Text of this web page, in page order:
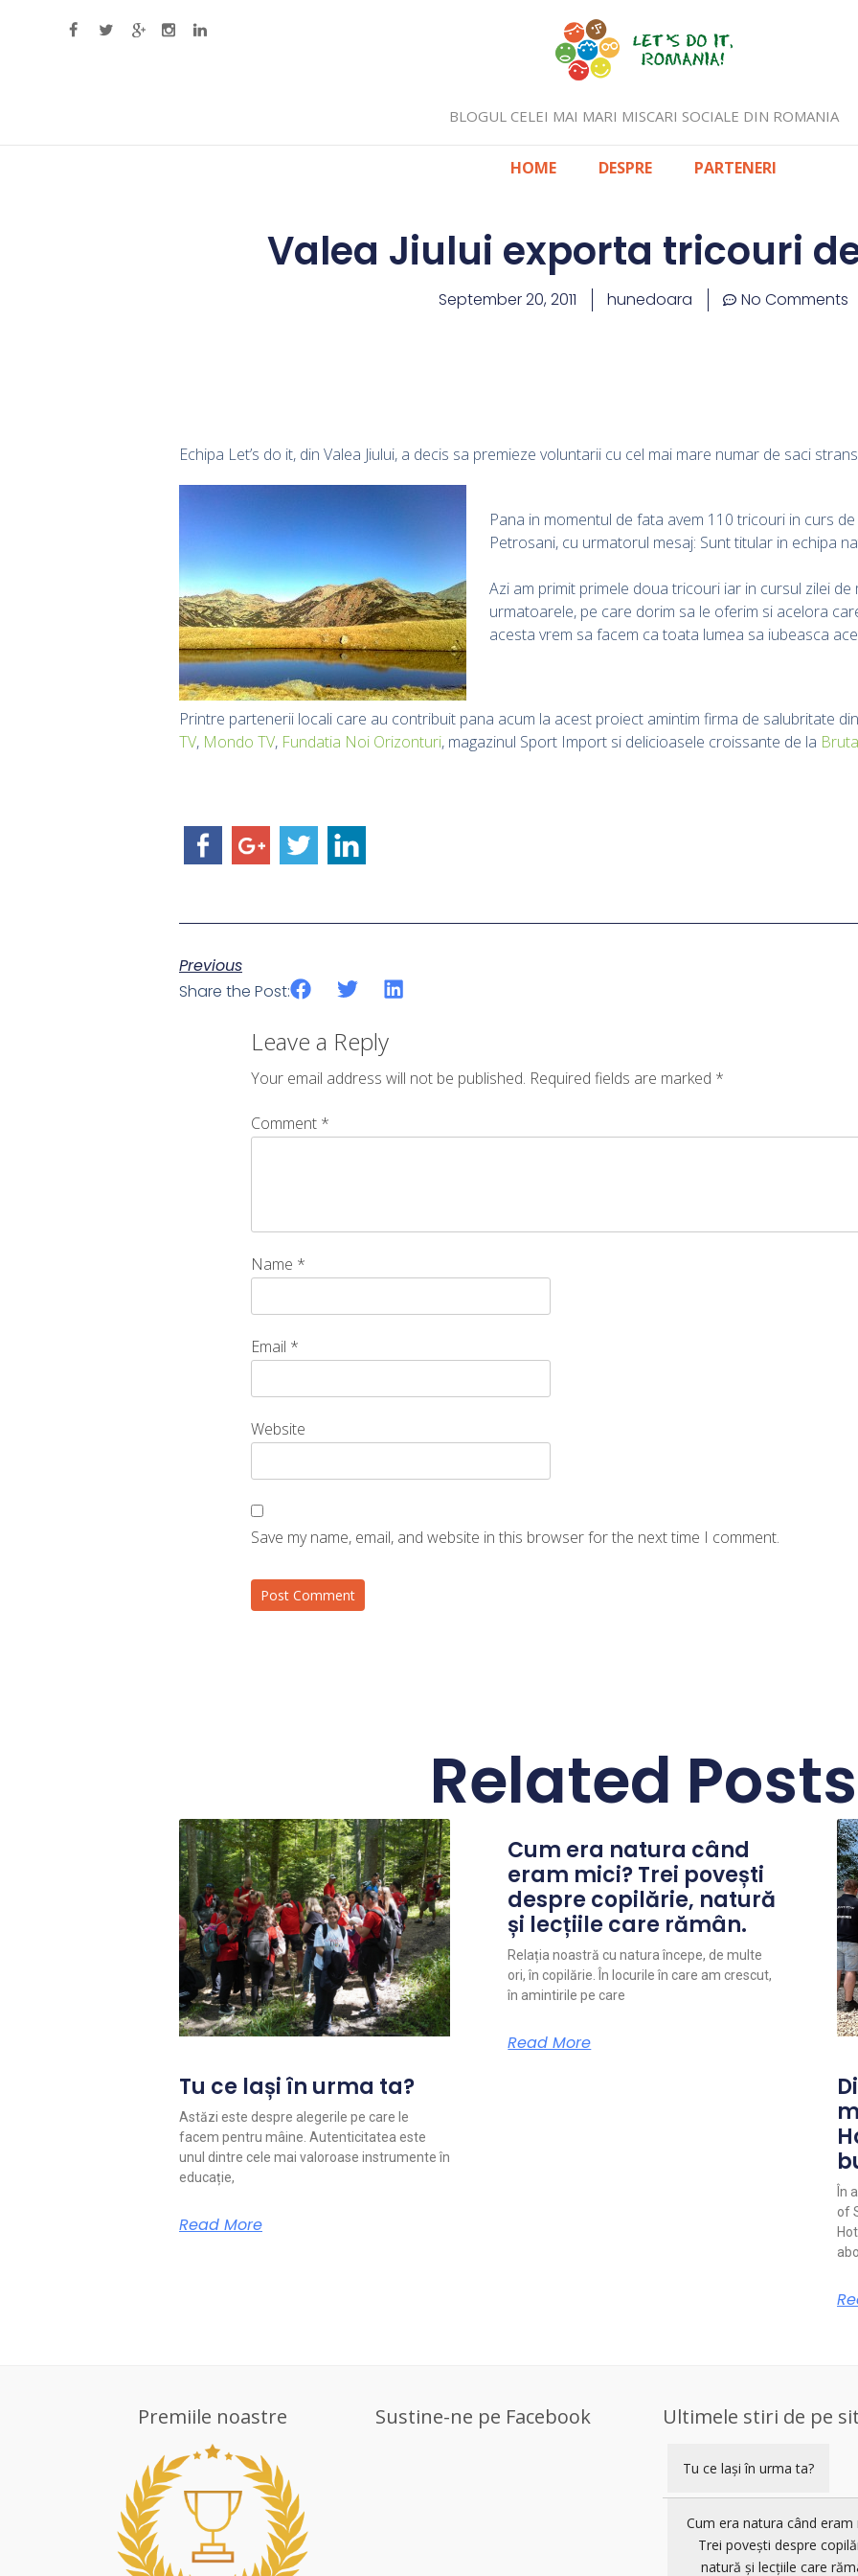
BLOGUL CELEI MAI MARI MISCARI SOCIALE DIN ROMANIA
HOME DESPRE PARTENERI
Valea Jiului exporta tricouri
September 20, 2011 hunedoara No Comments
Echipa Let’s do it, din Valea Jiului, a decis sa premieze voluntarii cu cel mai mare numar de saci
Pana in momentul de fata avem 110 tricouri in curs
Petrosani, cu urmatorul mesaj: Sunt titular in echipa
Azi am primit primele doua tricouri iar in cursul zilei de
urmatoarele, pe care dorim sa le oferim si acelora
acesta vrem sa facem ca toata lumea sa iubeasca
Printre partenerii locali care au contribuit pana acum la acest proiect amintim firma de salubritate
TV, Mondo TV, Fundatia Noi Orizonturi, magazinul Sport Import si delicioasele croissante de la
Previous
Share the Post:
Leave a Reply
Your email address will not be published. Required fields are marked *
Comment *
Name *
Email *
Website
Save my name, email, and website in this browser for the next time I comment.
Related Posts
Tu ce lași în urma ta?
Astăzi este despre alegerile pe care le
facem pentru mâine. Autenticitatea este
unul dintre cele mai valoroase instrumente în
educație,
Read More
Cum era natura când
eram mici? Trei povești
despre copilărie, natură
și lecțiile care rămân.
Relația noastră cu natura începe, de multe
ori, în copilărie. În locurile în care am crescut,
în amintirile pe care
Read More
În
of
Premiile noastre Sustine-ne pe Facebook Ultimele stiri de pe
Tu ce lași în urma ta?
Cum era natura când eram
Trei povești despre
natură și lecțiile care